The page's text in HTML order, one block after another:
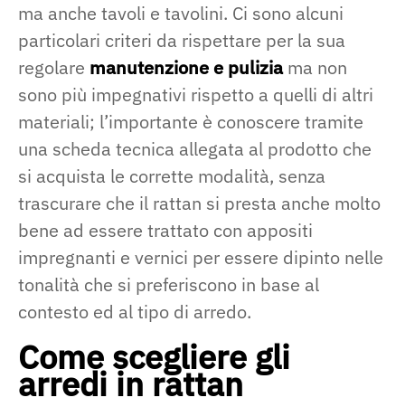
ma anche tavoli e tavolini. Ci sono alcuni
particolari criteri da rispettare per la sua
regolare manutenzione e puliziama non
sono più impegnativi rispetto a quelli di altri
materiali; l’importante è conoscere tramite
una scheda tecnica allegata al prodotto che
si acquista le corrette modalità, senza
trascurare che il rattan si presta anche molto
bene ad essere trattato con appositi
impregnanti e vernici per essere dipinto nelle
tonalità che si preferiscono in base al
contesto ed al tipo di arredo.
Come scegliere gli
arredi in rattan